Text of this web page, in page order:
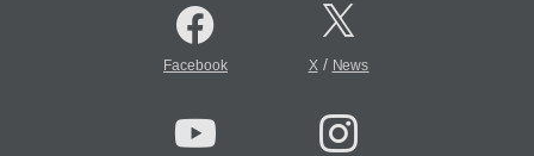
Facebook X/ News